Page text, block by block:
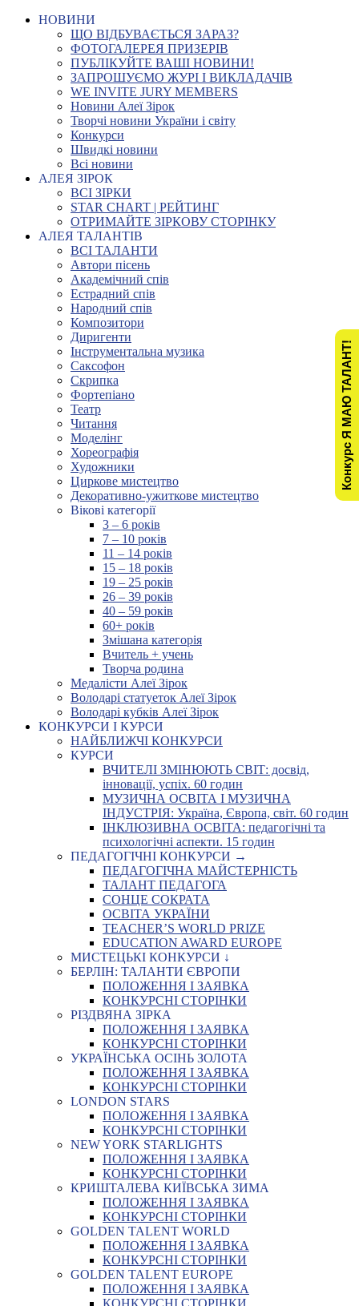
НОВИНИ
ЩО ВІДБУВАЄТЬСЯ ЗАРАЗ?
ФОТОГАЛЕРЕЯ ПРИЗЕРІВ
ПУБЛІКУЙТЕ ВАШІ НОВИНИ!
ЗАПРОШУЄМО ЖУРІ І ВИКЛАДАЧІВ
WE INVITE JURY MEMBERS
Новини Алеї Зірок
Творчі новини України і світу
Конкурси
Швидкі новини
Всі новини
АЛЕЯ ЗІРОК
ВСІ ЗІРКИ
STAR CHART | РЕЙТИНГ
ОТРИМАЙТЕ ЗІРКОВУ СТОРІНКУ
АЛЕЯ ТАЛАНТІВ
ВСІ ТАЛАНТИ
Автори пісень
Академічний спів
Естрадний спів
Народний спів
Композитори
Диригенти
Інструментальна музика
Саксофон
Скрипка
Фортепіано
Театр
Читання
Моделінг
Хореографія
Художники
Циркове мистецтво
Декоративно-ужиткове мистецтво
Вікові категорії
3 – 6 років
7 – 10 років
11 – 14 років
15 – 18 років
19 – 25 років
26 – 39 років
40 – 59 років
60+ років
Змішана категорія
Вчитель + учень
Творча родина
Медалісти Алеї Зірок
Володарі статуеток Алеї Зірок
Володарі кубків Алеї Зірок
КОНКУРСИ І КУРСИ
НАЙБЛИЖЧІ КОНКУРСИ
КУРСИ
ВЧИТЕЛІ ЗМІНЮЮТЬ СВІТ: досвід,
інновації, успіх. 60 годин
МУЗИЧНА ОСВІТА І МУЗИЧНА
ІНДУСТРІЯ: Україна, Європа, світ. 60 годин
ІНКЛЮЗИВНА ОСВІТА: педагогічні та
психологічні аспекти. 15 годин
ПЕДАГОГІЧНІ КОНКУРСИ →
ПЕДАГОГІЧНА МАЙСТЕРНІСТЬ
ТАЛАНТ ПЕДАГОГА
СОНЦЕ СОКРАТА
ОСВІТА УКРАЇНИ
TEACHER’S WORLD PRIZE
EDUCATION AWARD EUROPE
МИСТЕЦЬКІ КОНКУРСИ ↓
БЕРЛІН: ТАЛАНТИ ЄВРОПИ
ПОЛОЖЕННЯ І ЗАЯВКА
КОНКУРСНІ СТОРІНКИ
РІЗДВЯНА ЗІРКА
ПОЛОЖЕННЯ І ЗАЯВКА
КОНКУРСНІ СТОРІНКИ
УКРАЇНСЬКА ОСІНЬ ЗОЛОТА
ПОЛОЖЕННЯ І ЗАЯВКА
КОНКУРСНІ СТОРІНКИ
LONDON STARS
ПОЛОЖЕННЯ І ЗАЯВКА
КОНКУРСНІ СТОРІНКИ
NEW YORK STARLIGHTS
ПОЛОЖЕННЯ І ЗАЯВКА
КОНКУРСНІ СТОРІНКИ
КРИШТАЛЕВА КИЇВСЬКА ЗИМА
ПОЛОЖЕННЯ І ЗАЯВКА
КОНКУРСНІ СТОРІНКИ
GOLDEN TALENT WORLD
ПОЛОЖЕННЯ І ЗАЯВКА
КОНКУРСНІ СТОРІНКИ
GOLDEN TALENT EUROPE
ПОЛОЖЕННЯ І ЗАЯВКА
КОНКУРСНІ СТОРІНКИ
Конкурс Я МАЮ ТАЛАНТ!